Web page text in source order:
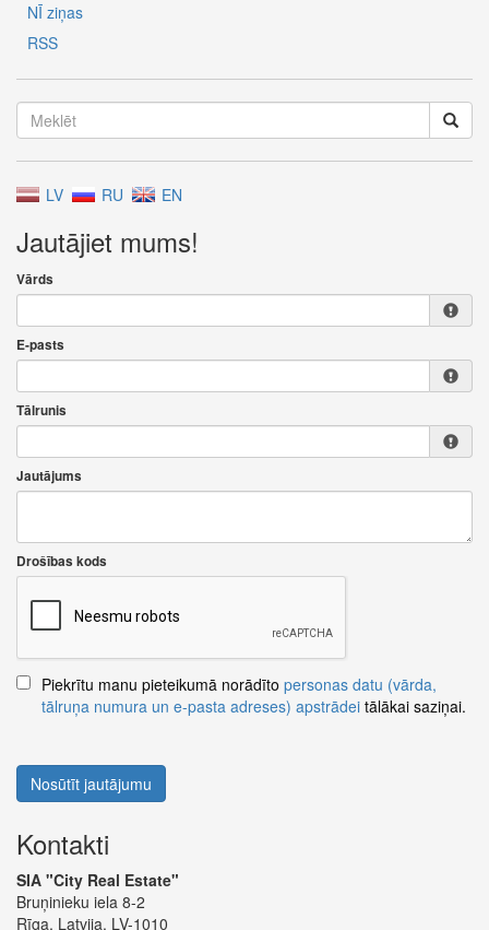
NĪ ziņas
RSS
LV RU EN
Jautājiet mums!
Vārds
E-pasts
Tālrunis
Jautājums
Drošības kods
Piekrītu manu pieteikumā norādīto personas datu (vārda,
tālruņa numura un e-pasta adreses) apstrādei tālākai saziņai.
Nosūtīt jautājumu
Kontakti
SIA "City Real Estate"
Bruņinieku iela 8-2
Rīga, Latvija, LV-1010